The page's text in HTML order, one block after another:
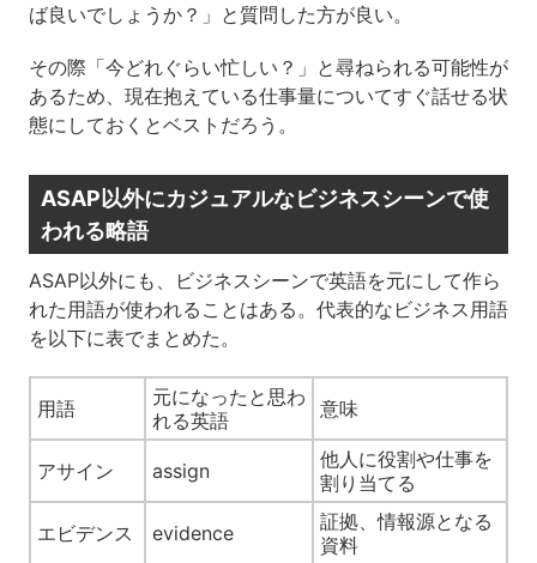
ば良いでしょうか？」と質問した方が良い。
その際「今どれぐらい忙しい？」と尋ねられる可能性が
あるため、現在抱えている仕事量についてすぐ話せる状
態にしておくとベストだろう。
ASAP以外にカジュアルなビジネスシーンで使
われる略語
ASAP以外にも、ビジネスシーンで英語を元にして作ら
れた用語が使われることはある。代表的なビジネス用語
を以下に表でまとめた。
用語
元になったと思わ
れる英語
意味
アサイン assign
他人に役割や仕事を
割り当てる
エビデンス evidence
証拠、情報源となる
資料